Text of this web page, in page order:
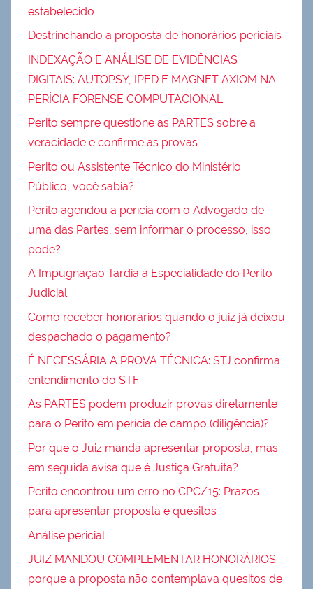
estabelecido
Destrinchando a proposta de honorários periciais
INDEXAÇÃO E ANÁLISE DE EVIDÊNCIAS
DIGITAIS: AUTOPSY, IPED E MAGNET AXIOM NA
PERÍCIA FORENSE COMPUTACIONAL
Perito sempre questione as PARTES sobre a
veracidade e confirme as provas
Perito ou Assistente Técnico do Ministério
Público, você sabia?
Perito agendou a perícia com o Advogado de
uma das Partes, sem informar o processo, isso
pode?
A Impugnação Tardia à Especialidade do Perito
Judicial
Como receber honorários quando o juiz já deixou
despachado o pagamento?
É NECESSÁRIA A PROVA TÉCNICA: STJ confirma
entendimento do STF
As PARTES podem produzir provas diretamente
para o Perito em perícia de campo (diligência)?
Por que o Juiz manda apresentar proposta, mas
em seguida avisa que é Justiça Gratuita?
Perito encontrou um erro no CPC/15: Prazos
para apresentar proposta e quesitos
Análise pericial
JUIZ MANDOU COMPLEMENTAR HONORÁRIOS
porque a proposta não contemplava quesitos de